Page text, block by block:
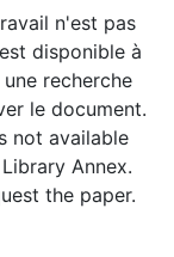
n'est pas
disponible à
recherche
le document.
not available
Annex.
the paper.